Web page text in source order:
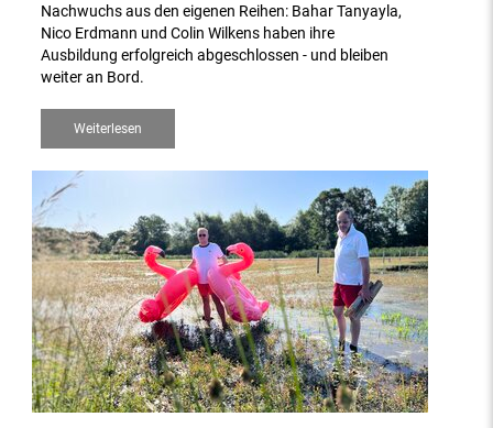
Nachwuchs aus den eigenen Reihen: Bahar Tanyayla,
Nico Erdmann und Colin Wilkens haben ihre
Ausbildung erfolgreich abgeschlossen - und bleiben
weiter an Bord.
Weiterlesen